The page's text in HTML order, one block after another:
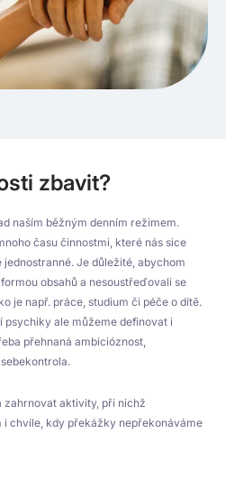
zbavit?
naším běžným denním režimem.
času činnostmi, které nás sice
Je důležité, abychom
obsahů a nesoustřeďovali se
je např. práce, studium či péče o dítě.
ale můžeme definovat i
přehnaná ambicióznost,
zahrnovat aktivity, při nichž
chvíle, kdy překážky nepřekonáváme